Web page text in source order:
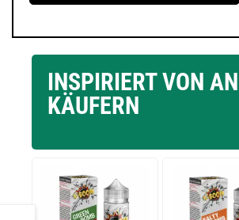
INSPIRIERT VON
KÄUFERN